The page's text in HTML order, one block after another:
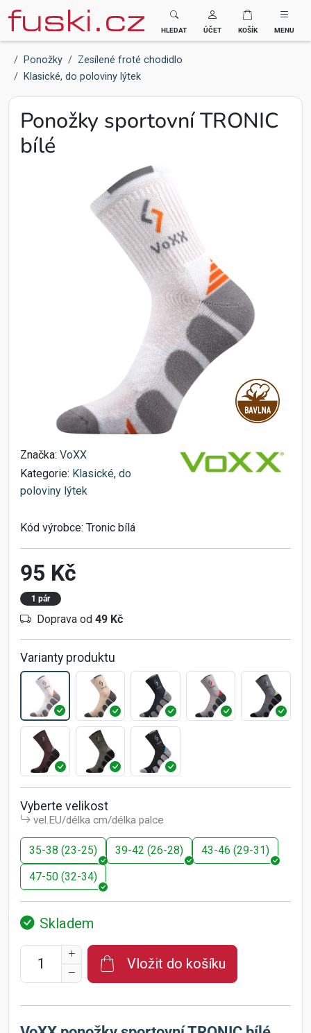
Fuski BOMA
HLEDAT ÚČET KOŠÍK MENU
Ponožky
Zesílené froté chodidlo
Klasické, do poloviny lýtek
Ponožky sportovní TRONIC
bílé
Značka: VoXX
Kategorie: Klasické, do
poloviny lýtek
Kód výrobce: Tronic bílá
95 Kč
1 pár
Doprava od 49 Kč
Varianty produktu
Vyberte velikost
vel.EU/délka cm/délka palce
35-38 (23-25) 39-42 (26-28)
43-46 (29-31)
47-50 (32-34)
Skladem
Vložit do košíku